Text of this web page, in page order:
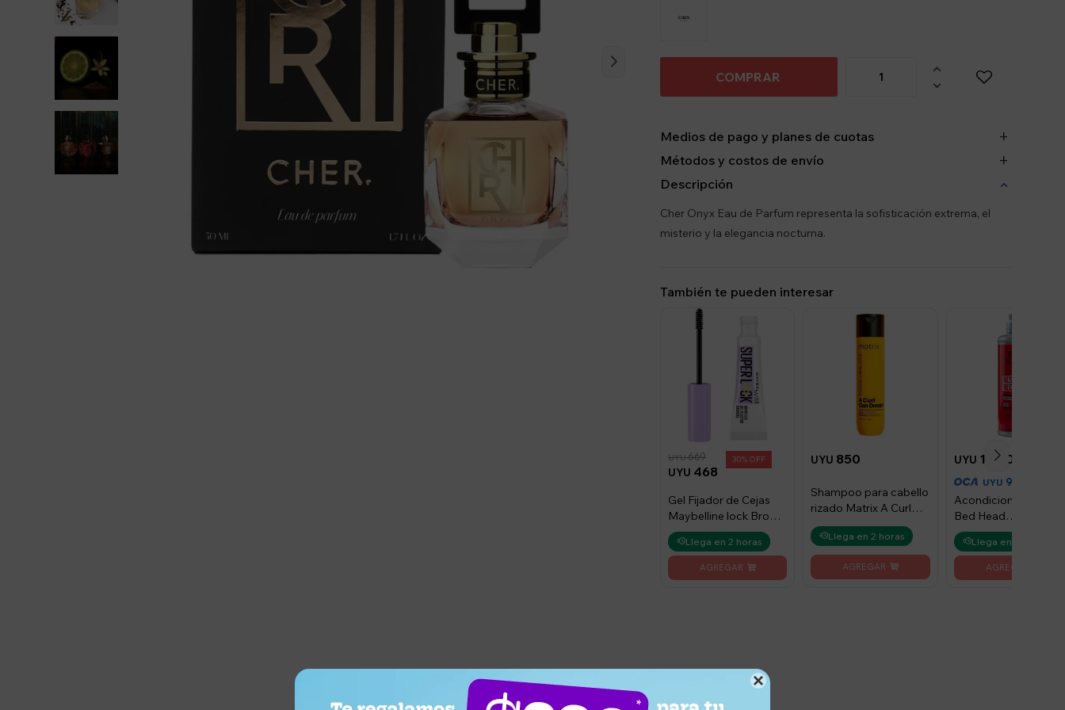

COMPRAR


Medios de pago y planes de cuotas
Métodos y costos de envío
Descripción
Cher Onyx Eau de Parfum representa la sofisticación extrema, el
misterio y la elegancia nocturna.
También te pueden interesar
UYU 468
UYU669 30
Gel Fijador de Cejas
Maybelline lock Brow
Glue
Llega en 2 horas
UYU 850
Shampoo para cabello
rizado Matrix A Curl
Can Dream 300ml
Llega en 2 horas
UYU 1.050
UYU 998
Acondicionador Tigi
Bed Head
Resurrection 400 ml
Llega en 2 horas
¿Por qué elegir este producto?